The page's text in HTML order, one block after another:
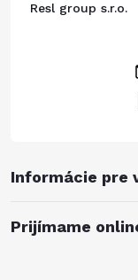
Informácie pre
Resl group s.r.o.
Prijímame